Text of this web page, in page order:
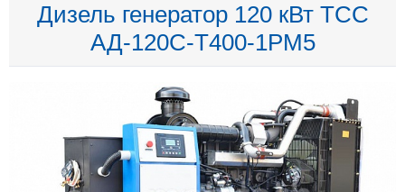
Дизель генератор 120 кВт ТСС
АД-120С-Т400-1РМ5